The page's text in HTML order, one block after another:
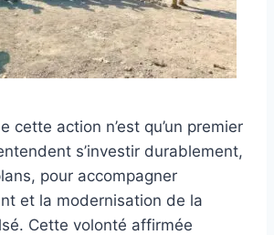
cette action n’est qu’un premier
s’investir durablement,
pour accompagner
et la modernisation de la
Cette volonté affirmée